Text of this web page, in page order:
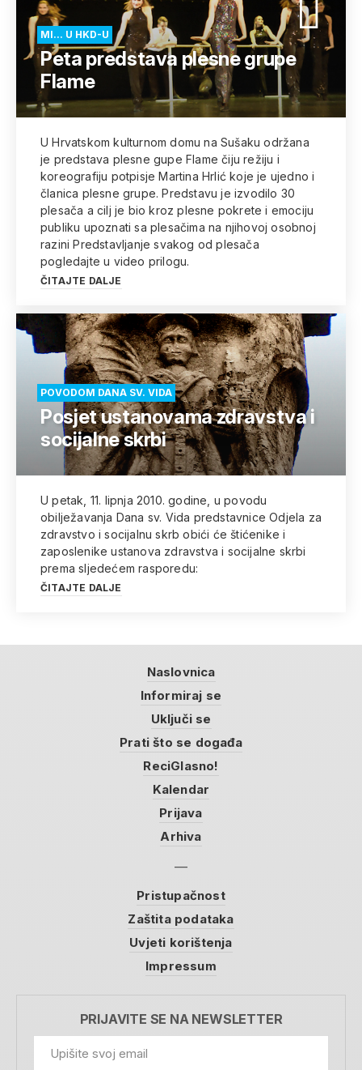
MI... U HKD-U
Peta predstava plesne grupe
Flame
U Hrvatskom kulturnom domu na Sušaku održana
je predstava plesne gupe Flame čiju režiju i
koreografiju potpisje Martina Hrlić koje je ujedno i
članica plesne grupe. Predstavu je izvodilo 30
plesača a cilj je bio kroz plesne pokrete i emociju
publiku upoznati sa plesačima na njihovoj osobnoj
razini Predstavljanje svakog od plesača
pogledajte u video prilogu.
ČITAJTE DALJE
POVODOM DANA SV. VIDA
Posjet ustanovama zdravstva i
socijalne skrbi
U petak, 11. lipnja 2010. godine, u povodu
obilježavanja Dana sv. Vida predstavnice Odjela za
zdravstvo i socijalnu skrb obići će štićenike i
zaposlenike ustanova zdravstva i socijalne skrbi
prema sljedećem rasporedu:
ČITAJTE DALJE
Naslovnica
Informiraj se
Uključi se
Prati što se događa
ReciGlasno!
Kalendar
Prijava
Arhiva
Pristupačnost
Zaštita podataka
Uvjeti korištenja
Impressum
PRIJAVITE SE NA NEWSLETTER